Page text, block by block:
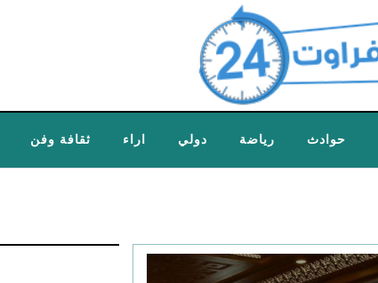
حوادث رياضة دولي اراء ثقافة وفن